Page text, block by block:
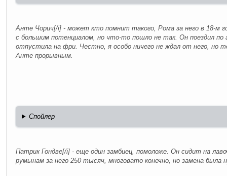
Анте Чорич[/i] - может кто помнит такого, Рома за него в 18-м
с большим потенциалом, но что-то пошло не так. Он поездил по
отпустила на фри. Честно, я особо ничего не ждал от него, но
Анте прорывным.
Спойлер
Патрик Гондве[/i] - еще один замбиец, помоложе. Он сидит на
румынам за него 250 тысяч, многовато конечно, но замена была